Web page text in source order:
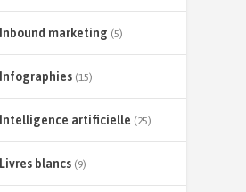
Inbound marketing (5)
Infographies(15)
Intelligence artificielle (25)
Livres blancs(9)